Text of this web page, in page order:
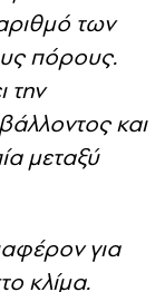
από
την αντοχή
των
πόρους.
την
και